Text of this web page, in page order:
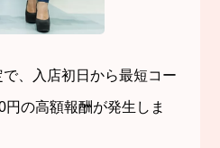
、入店初日から最短コー
の高額報酬が発生しま